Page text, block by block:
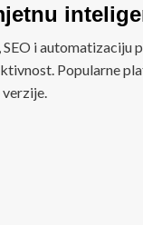
i automatizaciju
Popularne